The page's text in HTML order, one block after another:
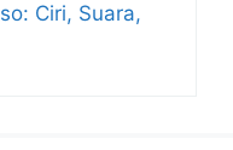
Ciri, Suara,